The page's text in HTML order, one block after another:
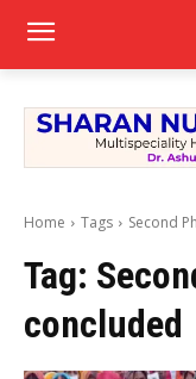
Home Tags Second
Tag:
concluded